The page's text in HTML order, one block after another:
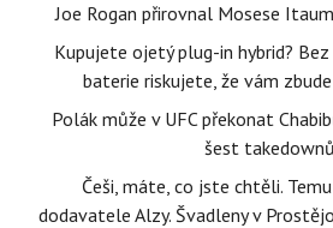
Joe Rogan přirovnal Mosese
Kupujete ojetý plug-in hybrid?
baterie riskujete, že vám
Polák může v UFC překonat
šest takedownů
Češi, máte, co jste chtěli.
dodavatele Alzy. Švadleny v